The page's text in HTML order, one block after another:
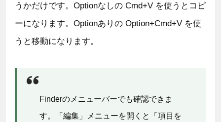
うかだけです。Optionなしの Cmd+V を使うとコピ
ーになります。Optionありの Option+Cmd+V を使
うと移動になります。
Finderのメニューバーでも確認できま
す。「編集」メニューを開くと「項目を